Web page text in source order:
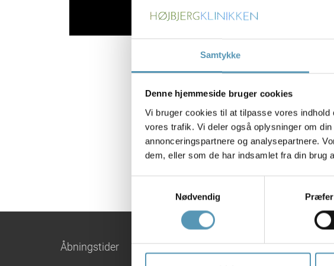
Samtykke
Denne hjemmeside bruger cookies
Vi bruger cookies til at tilpasse vores
vores trafik. Vi deler også oplysninger om
annonceringspartnere og analysepartnere.
dem, eller som de har indsamlet fra din brug
Nødvendig
Åbningstider Klinikker